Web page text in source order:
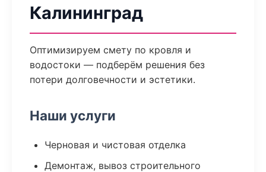
Калининград
Оптимизируем смету по кровля и
водостоки — подберём решения без
потери долговечности и эстетики.
Наши услуги
Черновая и чистовая отделка
Демонтаж, вывоз строительного